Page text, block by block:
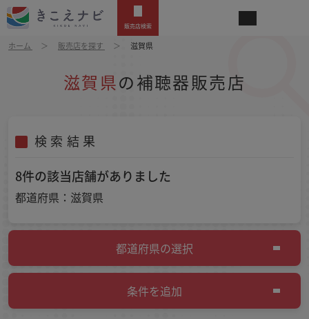
販売店検索
ホーム 販売店を探す 滋賀県
滋賀県の補聴器販売店
検索結果
8件の該当店舗がありました
都道府県：滋賀県
都道府県の選択
条件を追加